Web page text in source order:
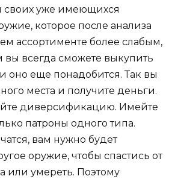
своих уже имеющихся
которое после анализа
ассортименте более слабым,
вы всегда сможете выкупить
оно еще понадобится. Так вы
места и получите деньги.
диверсификацию. Имейте
патроны одного типа.
вам нужно будет
оружие, чтобы спастись от
или умереть. Поэтому